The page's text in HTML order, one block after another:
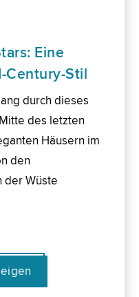
Eine
Century-Stil
durch dieses
des letzten
Häusern im
den
der Wüste